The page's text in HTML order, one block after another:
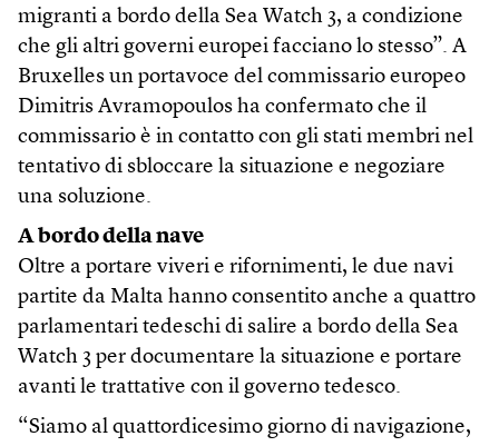
migranti a bordo della Sea Watch 3, a condizione
che gli altri governi europei facciano lo stesso”. A
Bruxelles un portavoce del commissario europeo
Dimitris Avramopoulos ha confermato che il
commissario è in contatto con gli stati membri nel
tentativo di sbloccare la situazione e negoziare
una soluzione.
A bordo della nave
Oltre a portare viveri e rifornimenti, le due navi
partite da Malta hanno consentito anche a quattro
parlamentari tedeschi di salire a bordo della Sea
Watch 3 per documentare la situazione e portare
avanti le trattative con il governo tedesco.
“Siamo al quattordicesimo giorno di navigazione,